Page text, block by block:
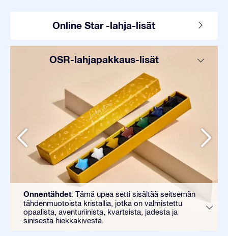
Online Star -lahja-lisät
OSR-lahjapakkaus-lisät
Onnentähdet: Tämä upea setti sisältää seitsemän
tähdenmuotoista kristallia, jotka on valmistettu
opaalista, aventuriinista, kvartsista, jadesta ja
sinisestä hiekkakivestä.